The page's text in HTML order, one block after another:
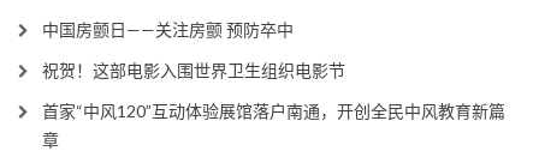
中国房颤日——关注房颤 预防卒中
祝贺！这部电影入围世界卫生组织电影节
首家“中风120”互动体验展馆落户南通，开创全民中风教育新篇
章